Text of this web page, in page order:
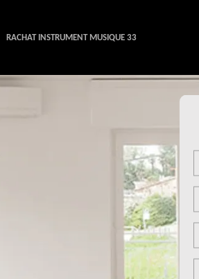
RACHAT INSTRUMENT MUSIQUE 33